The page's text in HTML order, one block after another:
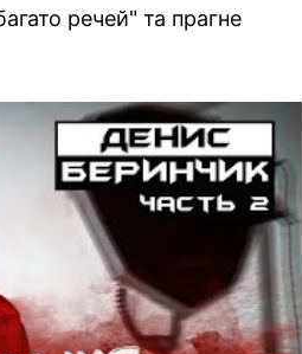
речей" та прагне